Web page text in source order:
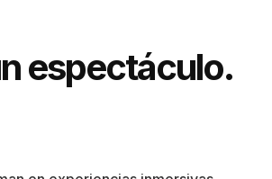
espectáculo.